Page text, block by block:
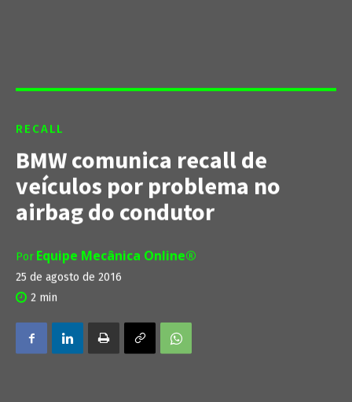
RECALL
BMW comunica recall de
veículos por problema no
airbag do condutor
Por Equipe Mecânica Online®
25 de agosto de 2016
2 min